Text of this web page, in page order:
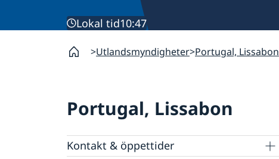
Lokal tid10:47
Utlandsmyndigheter Portugal, Lissabon
Portugal, Lissabon
Kontakt & öppettider